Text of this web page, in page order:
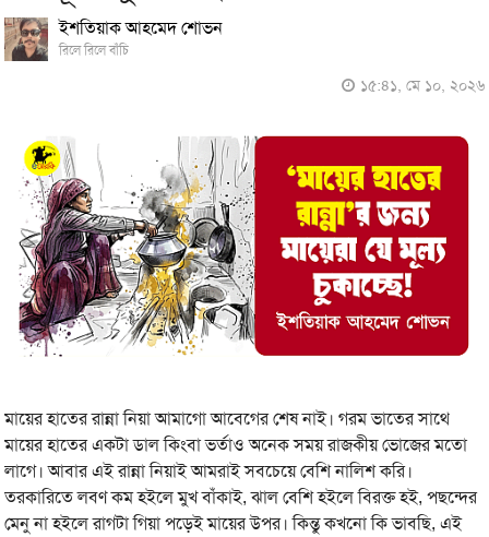
ইশতিয়াক আহমেদ শোভন
রিলে রিলে বাঁচি
১৫:৪১, মে ১০, ২০২৬
মায়ের হাতের রান্না নিয়া আমাগো আবেগের শেষ নাই। গরম ভাতের সাথে
মায়ের হাতের একটা ডাল কিংবা ভর্তাও অনেক সময় রাজকীয় ভোজের মতো
লাগে। আবার এই রান্না নিয়াই আমরাই সবচেয়ে বেশি নালিশ করি।
তরকারিতে লবণ কম হইলে মুখ বাঁকাই, ঝাল বেশি হইলে বিরক্ত হই, পছন্দের
মেনু না হইলে রাগটা গিয়া পড়েই মায়ের উপর। কিন্তু কখনো কি ভাবছি, এই